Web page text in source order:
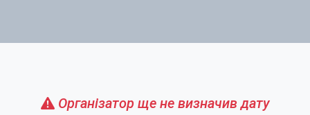
Організатор ще не визначив дату